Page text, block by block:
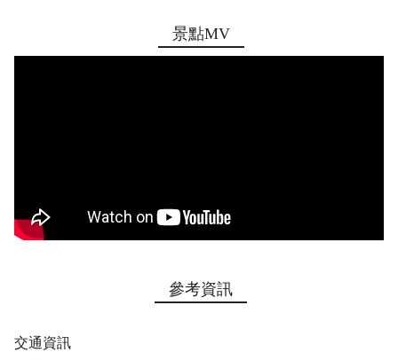
景點MV
參考資訊
交通資訊